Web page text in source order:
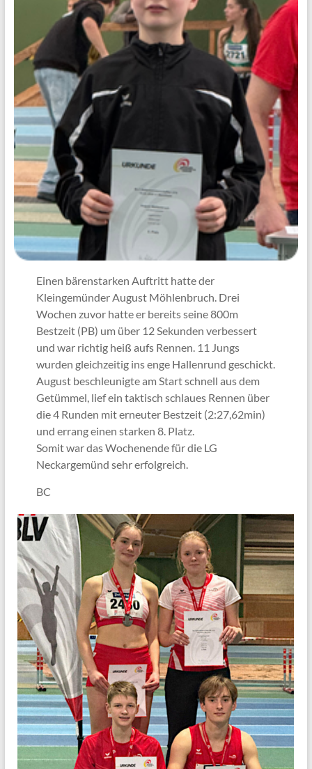
Einen bärenstarken Auftritt hatte der
Kleingemünder August Möhlenbruch. Drei
Wochen zuvor hatte er bereits seine 800m
Bestzeit (PB) um über 12 Sekunden verbessert
und war richtig heiß aufs Rennen. 11 Jungs
wurden gleichzeitig ins enge Hallenrund geschickt.
August beschleunigte am Start schnell aus dem
Getümmel, lief ein taktisch schlaues Rennen über
die 4 Runden mit erneuter Bestzeit (2:27,62min)
und errang einen starken 8. Platz.
Somit war das Wochenende für die LG
Neckargemünd sehr erfolgreich.
BC